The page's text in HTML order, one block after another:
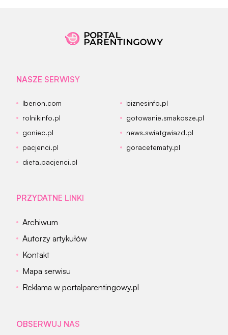
NASZE SERWISY
Iberion.com
biznesinfo.pl
rolnikinfo.pl
gotowanie.smakosze.pl
goniec.pl
news.swiatgwiazd.pl
pacjenci.pl
goracetematy.pl
dieta.pacjenci.pl
PRZYDATNE LINKI
Archiwum
Autorzy artykułów
Kontakt
Mapa serwisu
Reklama w portalparentingowy.pl
OBSERWUJ NAS